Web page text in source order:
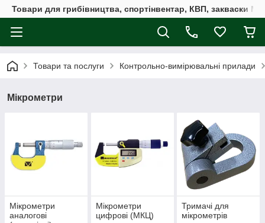
Товари для грибівництва, спортінвентар, КВП, закваски
Товари та послуги Контрольно-вимірювальні прилади
Мікрометри
Мікрометри
аналогові
Мікрометри
цифрові (МКЦ)
Тримачі для
мікрометрів